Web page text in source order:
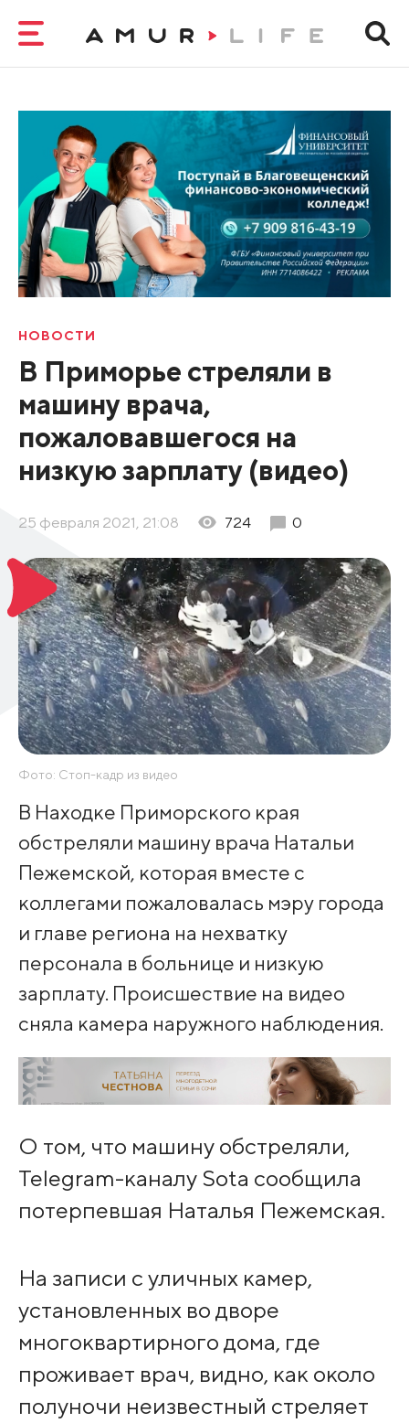
НОВОСТИ
В Приморье стреляли в
машину врача,
пожаловавшегося на
низкую зарплату (видео)
25 февраля 2021, 21:08 724 0
Фото: Стоп-кадр из видео
В Находке Приморского края
обстреляли машину врача Натальи
Пежемской, которая вместе с
коллегами пожаловалась мэру города
и главе региона на нехватку
персонала в больнице и низкую
зарплату. Происшествие на видео
сняла камера наружного наблюдения.
О том, что машину обстреляли,
Telegram-каналу Sota сообщила
потерпевшая Наталья Пежемская.
На записи с уличных камер,
установленных во дворе
многоквартирного дома, где
проживает врач, видно, как около
полуночи неизвестный стреляет